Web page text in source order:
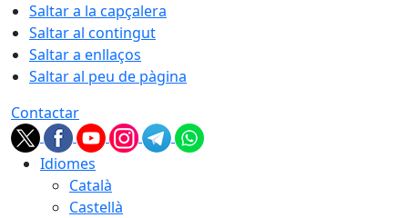
Saltar a la capçalera
Saltar al contingut
Saltar a enllaços
Saltar al peu de pàgina
Contactar
Idiomes
Català
Castellà